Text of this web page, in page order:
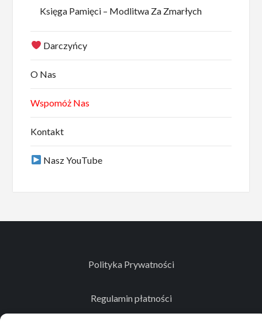
Księga Pamięci – Modlitwa Za Zmarłych
Darczyńcy
O Nas
Wspomóż Nas
Kontakt
Nasz YouTube
Polityka Prywatności
Regulamin płatności